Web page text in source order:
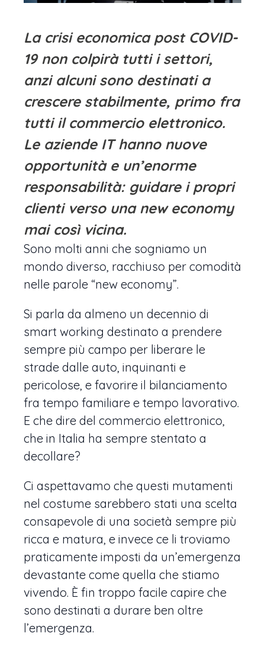
La crisi economica post COVID-
19 non colpirà tutti i settori,
anzi alcuni sono destinati a
crescere stabilmente, primo fra
tutti il commercio elettronico.
Le aziende IT hanno nuove
opportunità e un’enorme
responsabilità: guidare i propri
clienti verso una new economy
mai così vicina.
Sono molti anni che sogniamo un
mondo diverso, racchiuso per comodità
nelle parole “new economy”.
Si parla da almeno un decennio di
smart working destinato a prendere
sempre più campo per liberare le
strade dalle auto, inquinanti e
pericolose, e favorire il bilanciamento
fra tempo familiare e tempo lavorativo.
E che dire del commercio elettronico,
che in Italia ha sempre stentato a
decollare?
Ci aspettavamo che questi mutamenti
nel costume sarebbero stati una scelta
consapevole di una società sempre più
ricca e matura, e invece ce li troviamo
praticamente imposti da un’emergenza
devastante come quella che stiamo
vivendo. È fin troppo facile capire che
sono destinati a durare ben oltre
l’emergenza.